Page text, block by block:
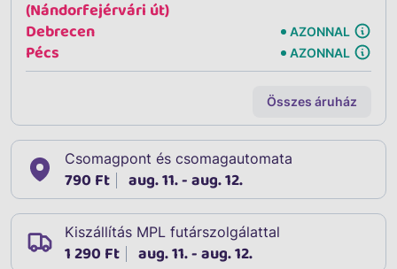
(Nándorfejérvári út)
Debrecen AZONNAL
Pécs AZONNAL
Összes áruház
Csomagpont és csomagautomata
790 Ft aug. 11. - aug. 12.
Kiszállítás MPL futárszolgálattal
1 290 Ft aug. 11. - aug. 12.